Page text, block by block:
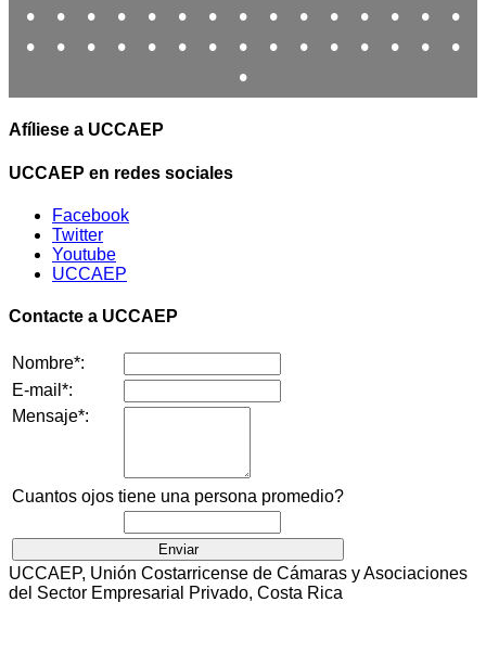
• • • • • • • • • • • • • •
•
•
• • • • • • • • • • • • •
•
•
Afíliese a UCCAEP
UCCAEP en redes sociales
Facebook
Twitter
Youtube
UCCAEP
Contacte a UCCAEP
Nombre*:
E-mail*:
Mensaje*:
Cuantos ojos tiene una persona promedio?
UCCAEP, Unión Costarricense de Cámaras y Asociaciones
del Sector Empresarial Privado, Costa Rica